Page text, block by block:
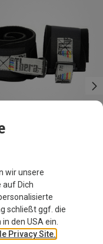
wir unsere
auf Dich
schließt ggf. die
den USA ein.
Privacy Site.